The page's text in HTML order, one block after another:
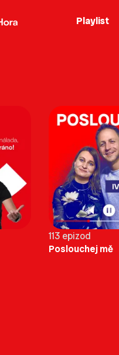
Playlist
113 epizod
Poslouchej mě